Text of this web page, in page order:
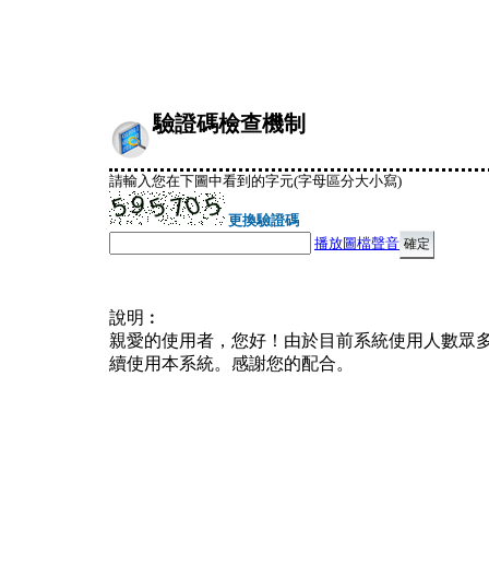
驗證碼檢查機制
請輸入您在下圖中看到的字元(字母區分大小寫)
更換驗證碼
播放圖檔聲音
說明︰
親愛的使用者，您好！由於目前系統使用人數眾
續使用本系統。感謝您的配合。